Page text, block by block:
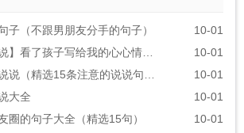
子（不跟男朋友分手的句子）
10-01
10-01
10-01
大全
10-01
圈的句子大全（精选15句）
10-01